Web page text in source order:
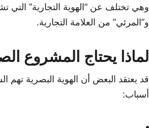
وهي تختلف عن “الهوية التجارية” التي
و”المرئي” من العلامة التجارية.
لماذا يحتاج المشروع
قد يعتقد البعض أن الهوية البصرية
أسباب: